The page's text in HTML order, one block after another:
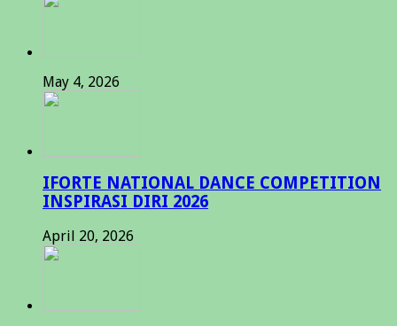
May 4, 2026
IFORTE NATIONAL DANCE COMPETITION
INSPIRASI DIRI 2026
April 20, 2026